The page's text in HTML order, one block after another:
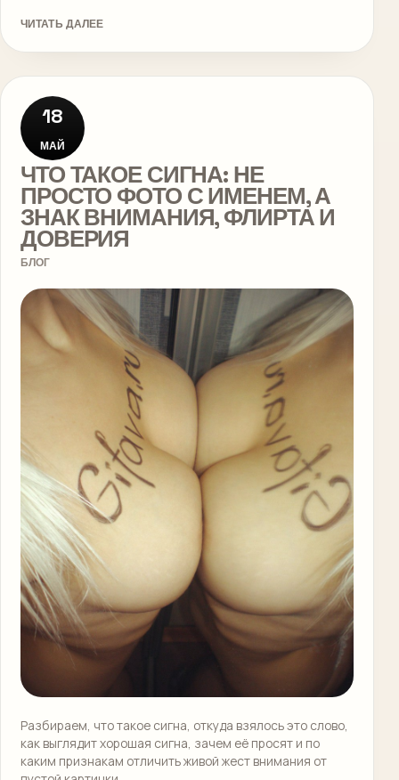
ЧИТАТЬ ДАЛЕЕ
18
МАЙ
ЧТО ТАКОЕ СИГНА: НЕ
ПРОСТО ФОТО С ИМЕНЕМ, А
ЗНАК ВНИМАНИЯ, ФЛИРТА И
ДОВЕРИЯ
БЛОГ
Разбираем, что такое сигна, откуда взялось это слово,
как выглядит хорошая сигна, зачем её просят и по
каким признакам отличить живой жест внимания от